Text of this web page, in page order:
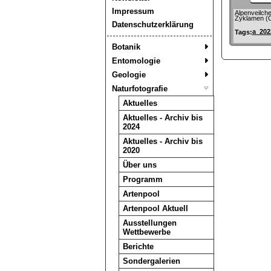
Impressum
Datenschutzerklärung
Botanik
Entomologie
Geologie
Naturfotografie
Aktuelles
Aktuelles - Archiv bis
2024
Aktuelles - Archiv bis
2020
Über uns
Programm
Artenpool
Artenpool Aktuell
Ausstellungen
Wettbewerbe
Berichte
Sondergalerien
Zyklamen
Tags: